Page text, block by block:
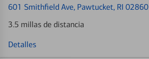
601 Smithfield Ave, Pawtucket, RI 02860
3.5 millas de distancia
Detalles